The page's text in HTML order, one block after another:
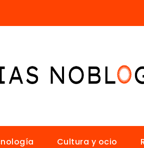
Cultura y ocio